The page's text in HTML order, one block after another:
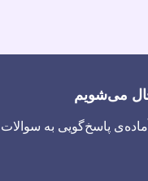
می‌شویم
پاسخ‌گویی به سوالات